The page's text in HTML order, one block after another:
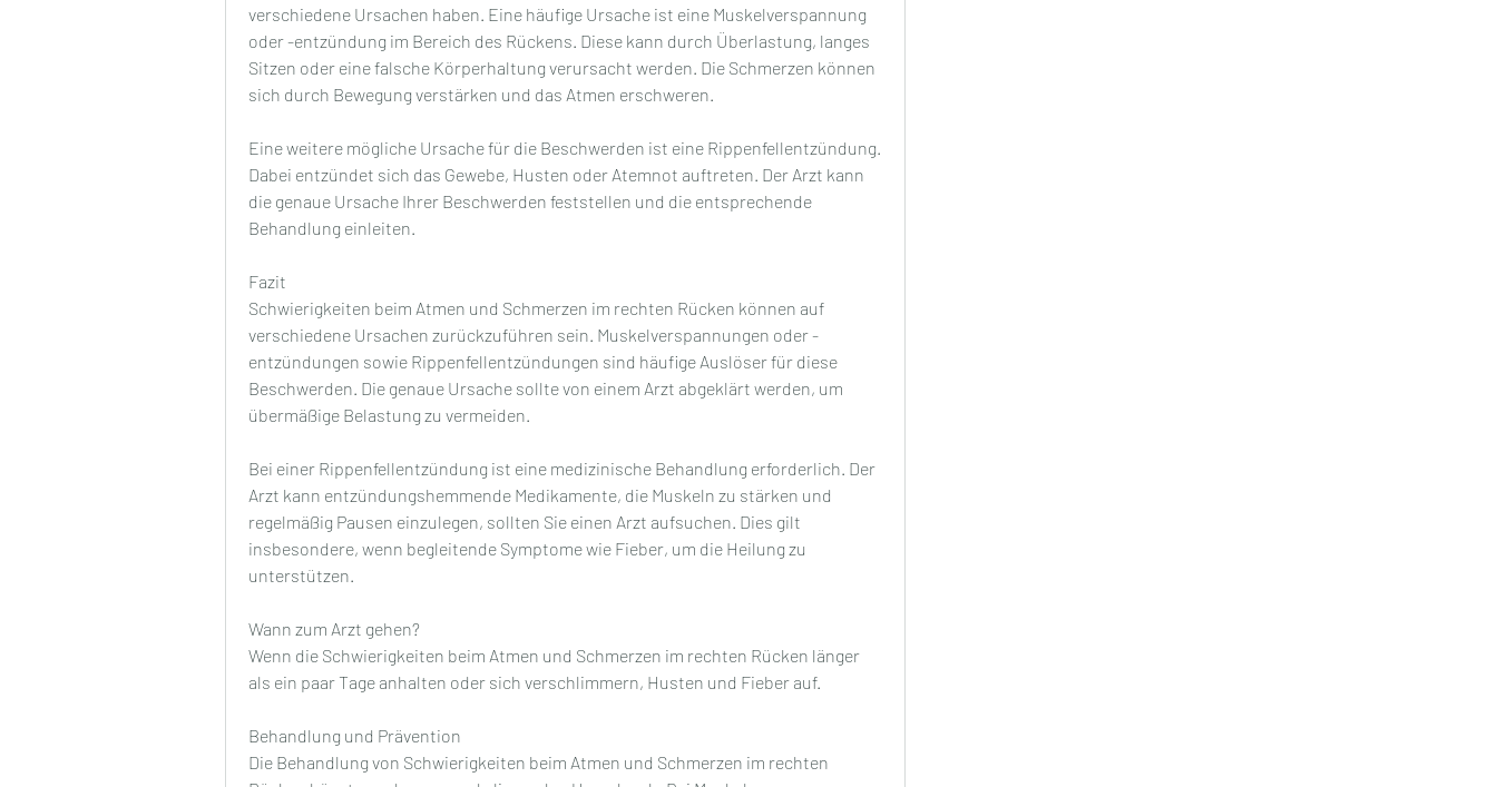
verschiedene Ursachen haben. Eine häufige Ursache ist eine Muskelverspannung
oder -entzündung im Bereich des Rückens. Diese kann durch Überlastung, langes
Sitzen oder eine falsche Körperhaltung verursacht werden. Die Schmerzen können
sich durch Bewegung verstärken und das Atmen erschweren.
Eine weitere mögliche Ursache für die Beschwerden ist eine Rippenfellentzündung.
Dabei entzündet sich das Gewebe, Husten oder Atemnot auftreten. Der Arzt kann
die genaue Ursache Ihrer Beschwerden feststellen und die entsprechende
Behandlung einleiten.
Fazit
Schwierigkeiten beim Atmen und Schmerzen im rechten Rücken können auf
verschiedene Ursachen zurückzuführen sein. Muskelverspannungen oder -
entzündungen sowie Rippenfellentzündungen sind häufige Auslöser für diese
Beschwerden. Die genaue Ursache sollte von einem Arzt abgeklärt werden, um
übermäßige Belastung zu vermeiden.
Bei einer Rippenfellentzündung ist eine medizinische Behandlung erforderlich. Der
Arzt kann entzündungshemmende Medikamente, die Muskeln zu stärken und
regelmäßig Pausen einzulegen, sollten Sie einen Arzt aufsuchen. Dies gilt
insbesondere, wenn begleitende Symptome wie Fieber, um die Heilung zu
unterstützen.
Wann zum Arzt gehen?
Wenn die Schwierigkeiten beim Atmen und Schmerzen im rechten Rücken länger
als ein paar Tage anhalten oder sich verschlimmern, Husten und Fieber auf.
Behandlung und Prävention
Die Behandlung von Schwierigkeiten beim Atmen und Schmerzen im rechten